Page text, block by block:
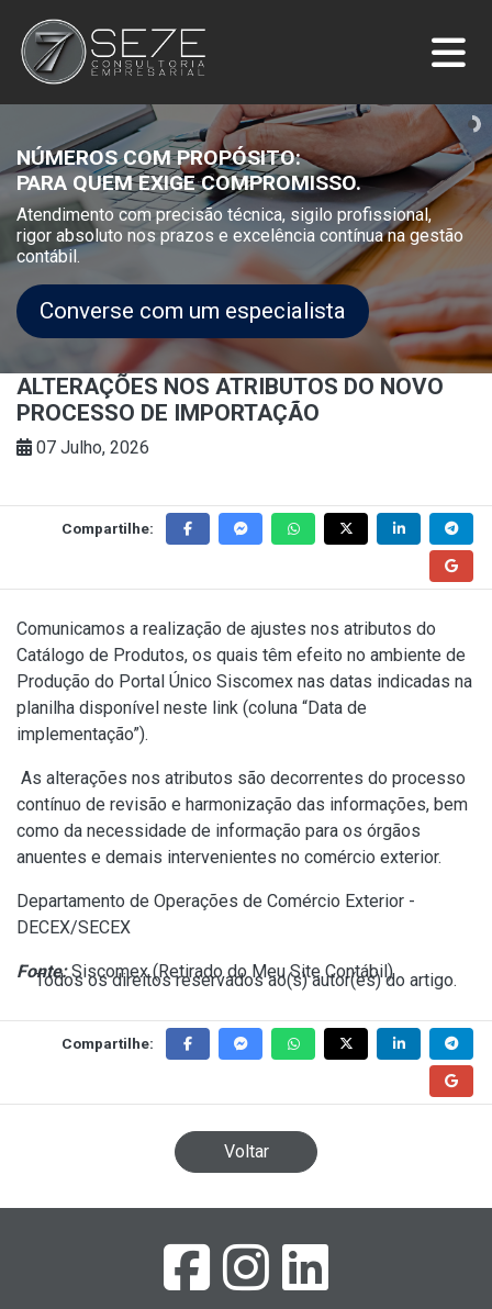
NÚMEROS COM PROPÓSITO:
PARA QUEM EXIGE COMPROMISSO.
Atendimento com precisão técnica, sigilo profissional,
rigor absoluto nos prazos e excelência contínua na gestão
contábil.
Converse com um especialista
ALTERAÇÕES NOS ATRIBUTOS DO NOVO
PROCESSO DE IMPORTAÇÃO
07 Julho, 2026
Compartilhe:
Comunicamos a realização de ajustes nos atributos do
Catálogo de Produtos, os quais têm efeito no ambiente de
Produção do Portal Único Siscomex nas datas indicadas na
planilha disponível neste link (coluna “Data de
implementação”).
As alterações nos atributos são decorrentes do processo
contínuo de revisão e harmonização das informações, bem
como da necessidade de informação para os órgãos
anuentes e demais intervenientes no comércio exterior.
Departamento de Operações de Comércio Exterior -
DECEX/SECEX
Fonte:Siscomex (Retirado do Meu Site Contábil)
Todos os direitos reservados ao(s) autor(es) do artigo.
Compartilhe:
Voltar